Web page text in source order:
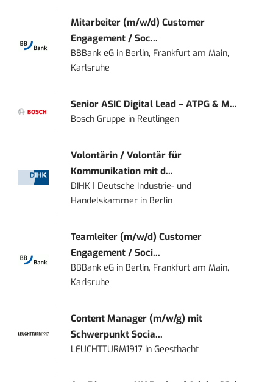
Mitarbeiter (m/w/d) Customer
Engagement / Soc...
BBBank eG in Berlin, Frankfurt am Main,
Karlsruhe
Senior ASIC Digital Lead – ATPG & M...
Bosch Gruppe in Reutlingen
Volontärin / Volontär für
Kommunikation mit d...
DIHK | Deutsche Industrie- und
Handelskammer in Berlin
Teamleiter (m/w/d) Customer
Engagement / Soci...
BBBank eG in Berlin, Frankfurt am Main,
Karlsruhe
Content Manager (m/w/g) mit
Schwerpunkt Socia...
LEUCHTTURM1917 inGeesthacht